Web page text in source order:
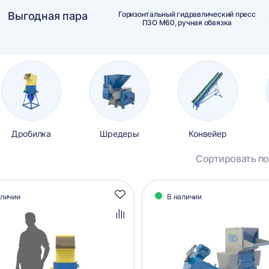
Выгодная пара
Горизонтальный гидравлический пресс
ПЗО М60, ручная обвязка
Дробилка Шредеры Конвейер
Сортировать
Добавить
в
избранное
Добавить
В наличии